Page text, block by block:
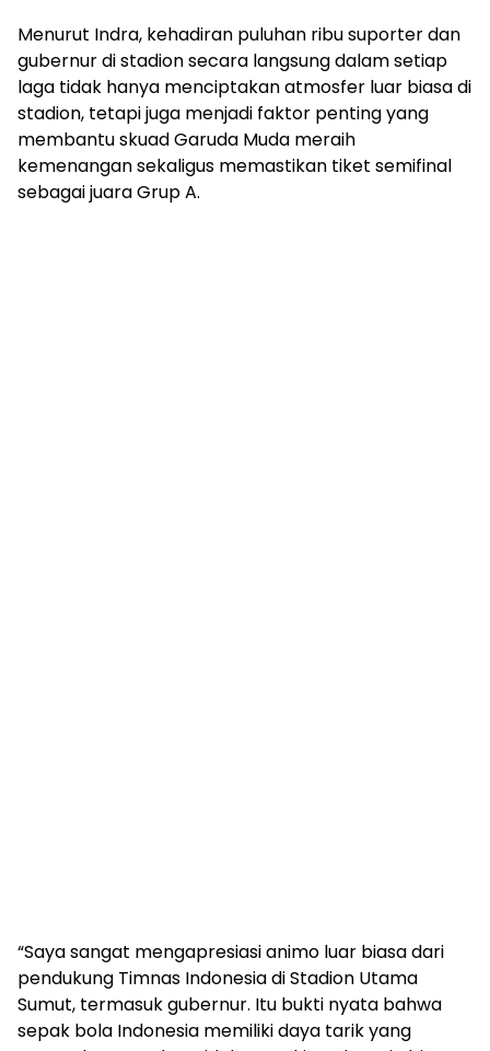
Menurut Indra, kehadiran puluhan ribu suporter dan
gubernur di stadion secara langsung dalam setiap
laga tidak hanya menciptakan atmosfer luar biasa di
stadion, tetapi juga menjadi faktor penting yang
membantu skuad Garuda Muda meraih
kemenangan sekaligus memastikan tiket semifinal
sebagai juara Grup A.
“Saya sangat mengapresiasi animo luar biasa dari
pendukung Timnas Indonesia di Stadion Utama
Sumut, termasuk gubernur. Itu bukti nyata bahwa
sepak bola Indonesia memiliki daya tarik yang